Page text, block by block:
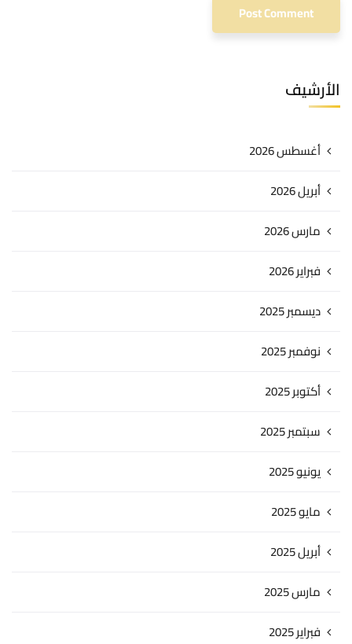
الأرشيف
أغسطس 2026
أبريل 2026
مارس 2026
فبراير 2026
ديسمبر 2025
نوفمبر 2025
أكتوبر 2025
سبتمبر 2025
يونيو 2025
مايو 2025
أبريل 2025
مارس 2025
فبراير 2025